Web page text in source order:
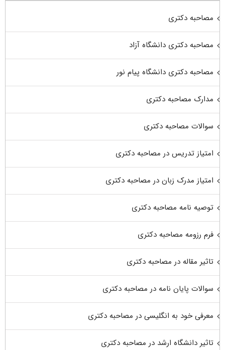
مصاحبه دکتری
مصاحبه دکتری دانشگاه آزاد
مصاحبه دکتری دانشگاه پیام نور
مدارک مصاحبه دکتری
سوالات مصاحبه دکتری
امتیاز تدریس در مصاحبه دکتری
امتیاز مدرک زبان در مصاحبه دکتری
توصیه نامه مصاحبه دکتری
فرم رزومه مصاحبه دکتری
تاثیر مقاله در مصاحبه دکتری
سوالات پایان نامه در مصاحبه دکتری
معرفی خود به انگلیسی در مصاحبه دکتری
تاثیر دانشگاه ارشد در مصاحبه دکتری